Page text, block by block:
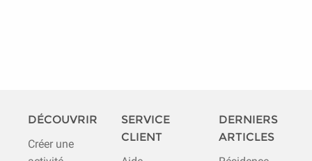
DÉCOUVRIR
Créer une
SERVICE
CLIENT
DERNIERS
ARTICLES